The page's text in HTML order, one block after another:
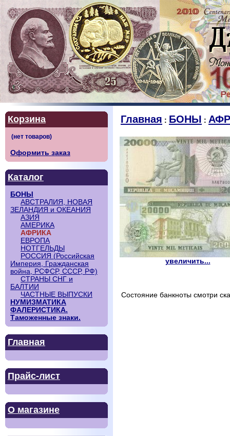
Корзина
Оформить заказ
Каталог
БОНЫ
АВСТРАЛИЯ, НОВАЯ
ЗЕЛАНДИЯ и ОКЕАНИЯ
АЗИЯ
АМЕРИКА
АФРИКА
ЕВРОПА
НОТГЕЛЬДЫ
РОССИЯ (Российская
Империя, Гражданская
война, РСФСР, СССР, РФ)
СТРАНЫ СНГ и
БАЛТИИ
ЧАСТНЫЕ ВЫПУСКИ
НУМИЗМАТИКА
ФАЛЕРИСТИКА.
Таможенные знаки.
Главная
Прайс-лист
О магазине
Главная : БОНЫ :
увеличить...
Состояние банкноты смотри